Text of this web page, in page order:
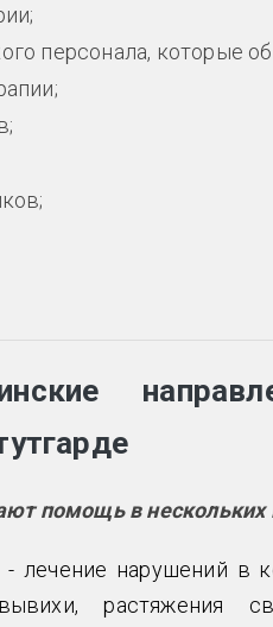
персонала, которые
помощь в нескольких
- лечение нарушений в
растяжения